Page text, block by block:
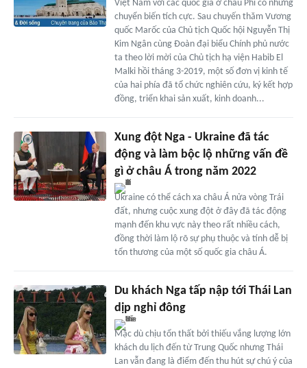
Việt Nam với các quốc gia ở châu Phi có những
chuyển biến tích cực. Sau chuyến thăm Vương
quốc Marốc của Chủ tịch Quốc hội Nguyễn Thị
Kim Ngân cùng Đoàn đại biểu Chính phủ nước
ta theo lời mời của Chủ tịch hạ viện Habib El
Malki hồi tháng 3-2019, một số đơn vị kinh tế
của hai phía đã tổ chức nghiên cứu, ký kết hợp
đồng, triển khai sản xuất, kinh doanh...
Xung đột Nga - Ukraine đã tác
động và làm bộc lộ những vấn đề
gì ở châu Á trong năm 2022
Ukraine có thể cách xa châu Á nửa vòng Trái
đất, nhưng cuộc xung đột ở đây đã tác động
mạnh đến khu vực này theo rất nhiều cách,
đồng thời làm lộ rõ sự phụ thuộc và tính dễ bị
tổn thương của một số quốc gia châu Á.
Du khách Nga tấp nập tới Thái Lan
dịp nghỉ đông
Mặc dù chịu tổn thất bởi thiếu vắng lượng lớn
khách du lịch đến từ Trung Quốc nhưng Thái
Lan vẫn đang là điểm đến thu hút sự chú ý của